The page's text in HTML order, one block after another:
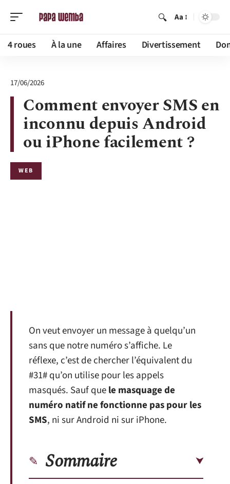
Aa
4 roues À la une Affaires Divertissement
17/06/2026
Comment envoyer SMS en
inconnu depuis Android
ou iPhone facilement ?
WEB
On veut envoyer un message à quelqu’un
sans que notre numéro s’affiche. Le
réflexe, c’est de chercher l’équivalent du
#31# qu’on utilise pour les appels
masqués. Sauf quele masquage de
numéro natif ne fonctionne pas pour les
SMS, ni sur Android ni sur iPhone.
Sommaire